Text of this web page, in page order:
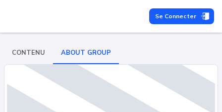
Se Connecter
CONTENU ABOUT GROUP